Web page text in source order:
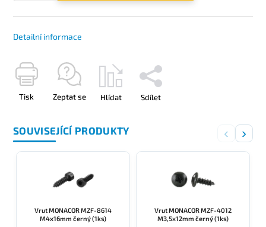
Detailní informace
Tisk Zeptat se Hlídat Sdílet
SOUVISEJÍCÍ PRODUKTY ‹ ›
Vrut MONACOR MZF-8614
M4x16mm černý (1ks)
Vrut MONACOR MZF-4012
M3,5x12mm černý (1ks)